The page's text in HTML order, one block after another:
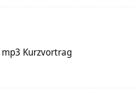
Kurzvortrag